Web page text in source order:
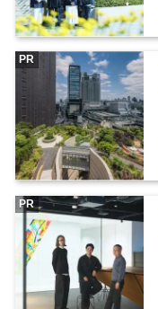
PR
PR